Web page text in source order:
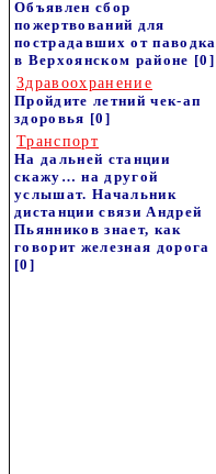
Объявлен сбор
пожертвований для
пострадавших от паводка
в Верхоянском районе [0]
Здравоохранение
Пройдите летний чек-ап
здоровья [0]
Транспорт
На дальней станции
скажу… на другой
услышат. Начальник
дистанции связи Андрей
Пьянников знает, как
говорит железная дорога
[0]